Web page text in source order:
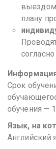
выездом
плану
Срок
обучения —
Язык, на
Английский